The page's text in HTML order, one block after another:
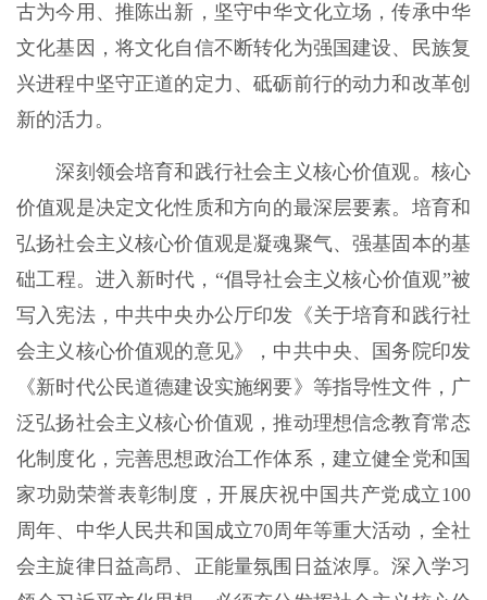
古为今用、推陈出新，坚守中华文化立场，传承中华
文化基因，将文化自信不断转化为强国建设、民族复
兴进程中坚守正道的定力、砥砺前行的动力和改革创
新的活力。
深刻领会培育和践行社会主义核心价值观。核心
价值观是决定文化性质和方向的最深层要素。培育和
弘扬社会主义核心价值观是凝魂聚气、强基固本的基
础工程。进入新时代，“倡导社会主义核心价值观”被
写入宪法，中共中央办公厅印发《关于培育和践行社
会主义核心价值观的意见》，中共中央、国务院印发
《新时代公民道德建设实施纲要》等指导性文件，广
泛弘扬社会主义核心价值观，推动理想信念教育常态
化制度化，完善思想政治工作体系，建立健全党和国
家功勋荣誉表彰制度，开展庆祝中国共产党成立100
周年、中华人民共和国成立70周年等重大活动，全社
会主旋律日益高昂、正能量氛围日益浓厚。深入学习